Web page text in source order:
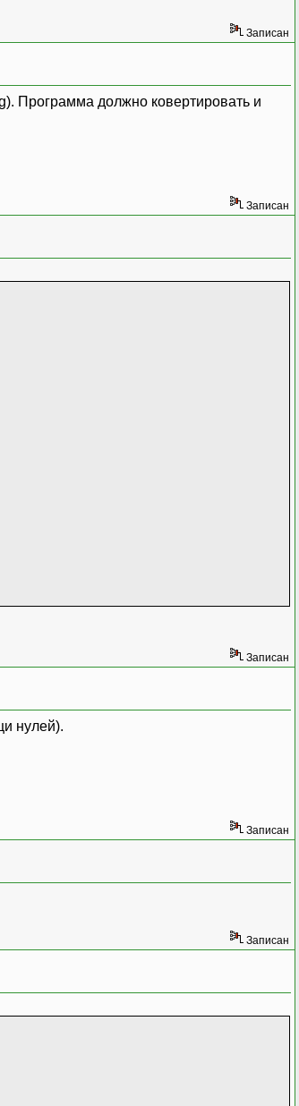
Записан
Программа должно ковертировать и
Записан
Записан
нулей).
Записан
Записан